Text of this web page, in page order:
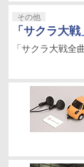
その他
「サクラ大
「サクラ大戦